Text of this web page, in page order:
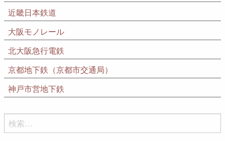
近畿日本鉄道
大阪モノレール
北大阪急行電鉄
京都地下鉄（京都市交通局）
神戸市営地下鉄
検
索: